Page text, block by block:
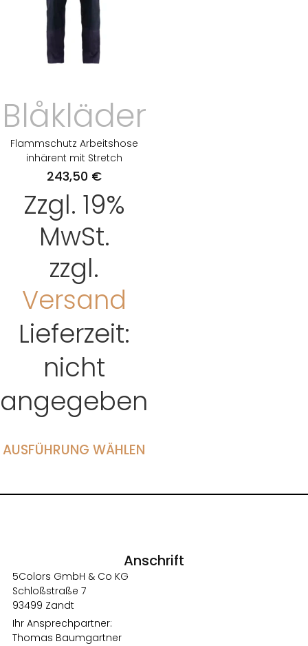
Blåkläder
Flammschutz Arbeitshose
inhärent mit Stretch
243,50 €
Zzgl. 19%
MwSt.
zzgl.
Versand
Lieferzeit:
nicht
angegeben
AUSFÜHRUNG WÄHLEN
Anschrift
5Colors GmbH & Co KG
Schloßstraße 7
93499 Zandt
Ihr Ansprechpartner:
Thomas Baumgartner